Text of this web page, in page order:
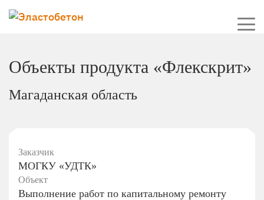
Объекты продукта «Флекскрит»
Магаданская область
Заказчик
МОГКУ «УДТК»
Объект
Выполнение работ по капитальному ремонту